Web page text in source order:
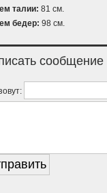
талии: 81 см.
бедер: 98 см.
сообщение